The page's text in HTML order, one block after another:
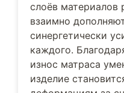
слоёв материалов
взаимно
синергетически
каждого.
износ матраса
изделие